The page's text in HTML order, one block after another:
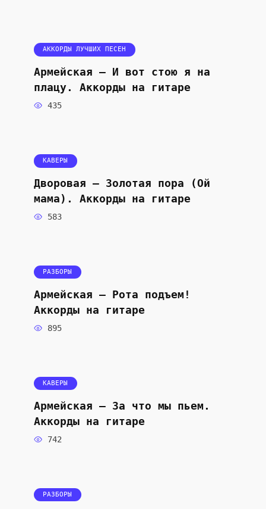
АККОРДЫ ЛУЧШИХ ПЕСЕН
Армейская — И вот стою я на
плацу. Аккорды на гитаре
435
КАВЕРЫ
Дворовая — Золотая пора (Ой
мама). Аккорды на гитаре
583
РАЗБОРЫ
Армейская — Рота подъем!
Аккорды на гитаре
895
КАВЕРЫ
Армейская — За что мы пьем.
Аккорды на гитаре
742
РАЗБОРЫ